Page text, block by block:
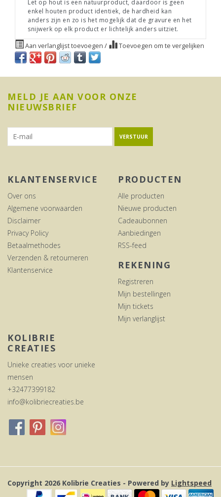
Let op hout is een natuurproduct, daardoor is geen
enkel houten product identiek, de hardheid kan
anders zijn en zo is het mogelijk dat de gravure en het
snijwerk op elk product er lichtelijk anders uitziet.
Aan verlanglijst toevoegen / Toevoegen om te vergelijken
MELD JE AAN VOOR ONZE
NIEUWSBRIEF
VERSTUUR
KLANTENSERVICE
Over ons
Algemene voorwaarden
Disclaimer
Privacy Policy
Betaalmethodes
Verzenden & retourneren
Klantenservice
PRODUCTEN
Alle producten
Nieuwe producten
Cadeaubonnen
Aanbiedingen
RSS-feed
REKENING
Registreren
Mijn bestellingen
Mijn tickets
Mijn verlanglijst
KOLIBRIE
CREATIES
Unieke creaties voor unieke
mensen
+32477399182
info@kolibriecreaties.be
Copyright 2026 Kolibrie Creaties - Powered by Lightspeed